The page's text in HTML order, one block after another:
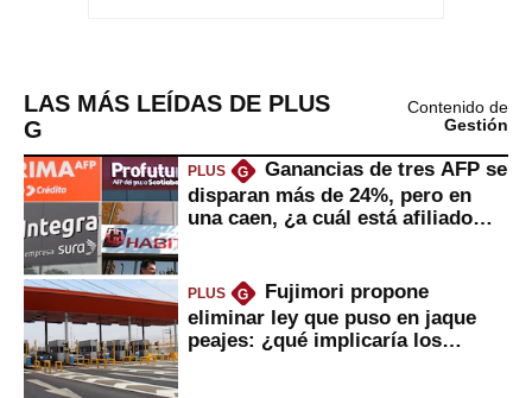
LAS MÁS LEÍDAS DE PLUS
G
Contenido de
Gestión
PLUS G
Ganancias de tres AFP se
disparan más de 24%, pero en
una caen, ¿a cuál está afiliado
PLUS G
Fujimori propone
eliminar ley que puso en jaque
peajes: ¿qué implicaría los